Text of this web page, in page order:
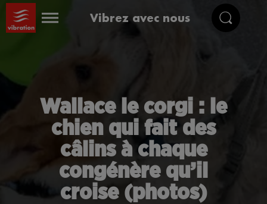
Vibrez avec nous
Wallace le corgi : le
chien qui fait des
câlins à chaque
congénère qu’il
croise (photos)